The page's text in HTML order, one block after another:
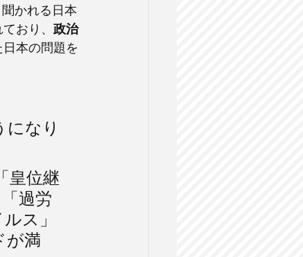
かれる日本
おり、 政治
本の問題を
になり
皇位継
過労
ス」
が満